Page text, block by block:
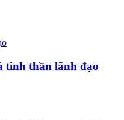
tinh thần lãnh đạo